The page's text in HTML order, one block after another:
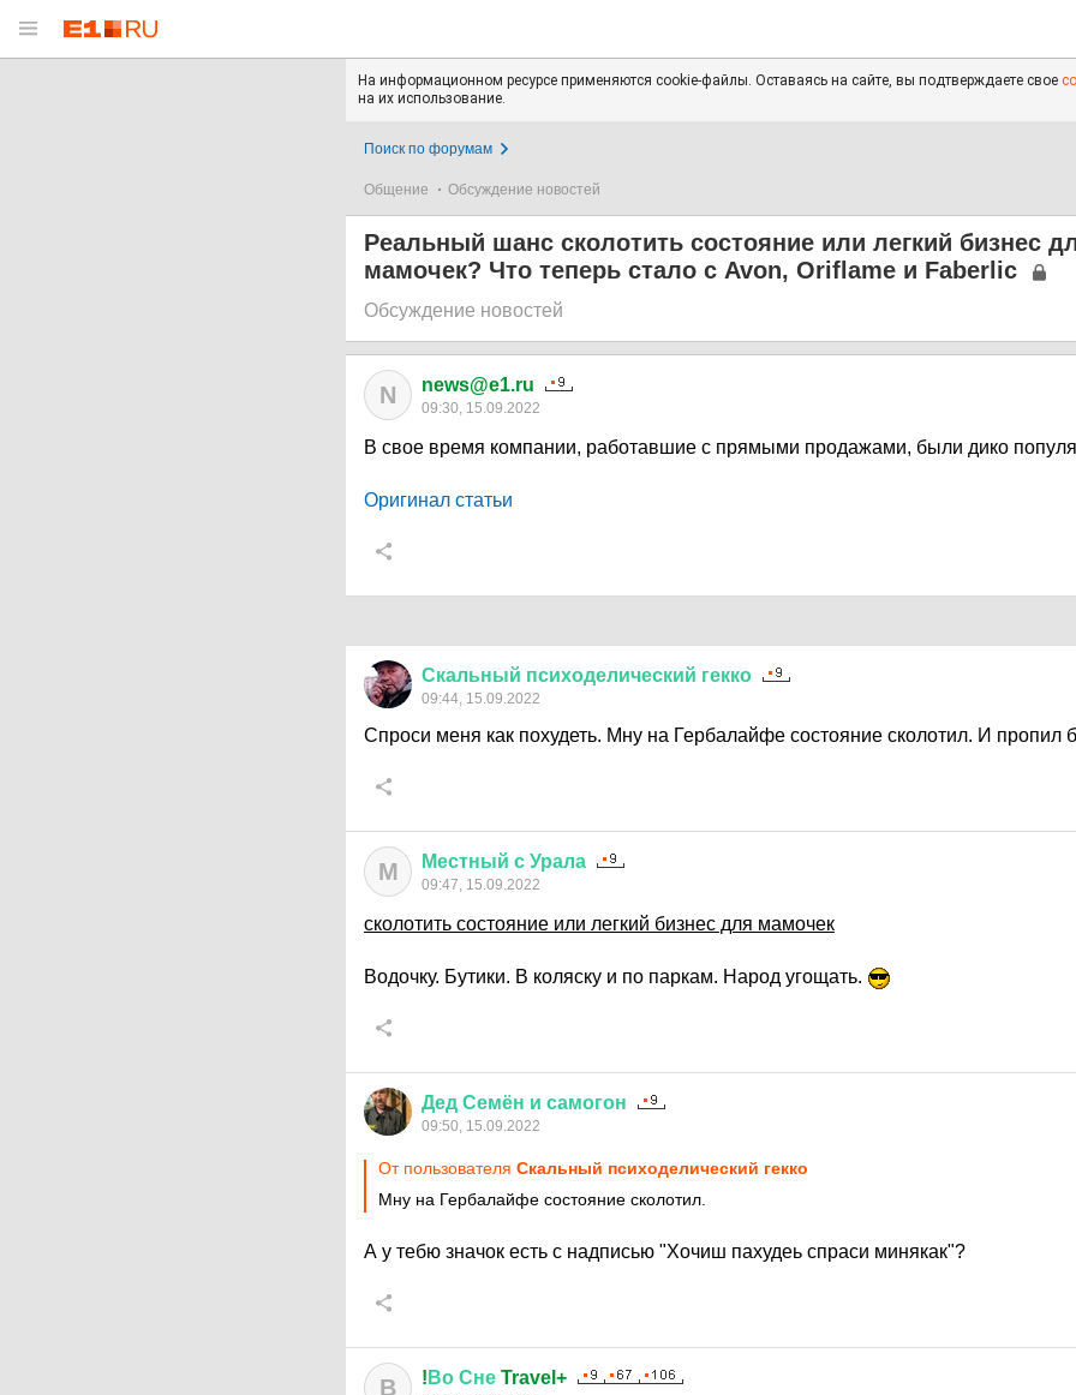
На информационном ресурсе применяются cookie-файлы. Оставаясь на сайте, вы подтверждаете свое
на их использование.
Поиск по форумам
Общение Обсуждение новостей
Реальный шанс сколотить состояние или легкий бизнес
мамочек? Что теперь стало с Avon, Oriflame и Faberlic
Обсуждение новостей
N news@e1.ru
09:30, 15.09.2022
В свое время компании, работавшие с прямыми продажами, были дико
Оригинал статьи
Скальный психоделический гекко
09:44, 15.09.2022
Спроси меня как похудеть. Мну на Гербалайфе состояние сколотил. И пропил
М Местный с Урала
09:47, 15.09.2022
сколотить состояние или легкий бизнес для мамочек
Водочку. Бутики. В коляску и по паркам. Народ угощать.
Дед Семён и самогон
09:50, 15.09.2022
От пользователя Скальный психоделический гекко
Мну на Гербалайфе состояние сколотил.
А у тебю значок есть с надписью "Хочиш пахудеь спраси минякак"?
В ! Во Сне Travel+